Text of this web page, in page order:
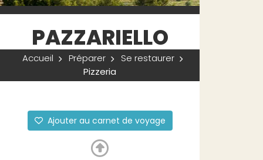
PAZZARIELLO
Accueil Préparer
Se restaurer
Pizzeria
Ajouter au carnet de voyage